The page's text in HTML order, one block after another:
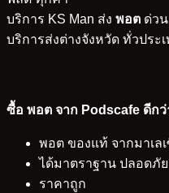
บริการ KS Man ส่ง พอต ด่ว
บริการส่งต่างจังหวัด ทั่วประ
ซื้อ พอต จาก Podscafe ดีกว่
พอต ของแท้ จากมาเล
ได้มาตราฐาน ปลอดภัย
ราคาถูก